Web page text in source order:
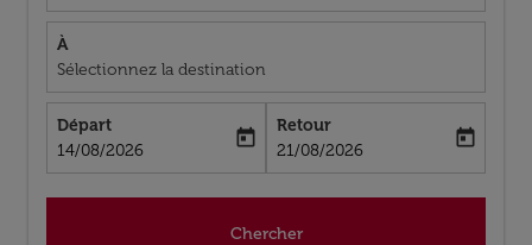
À
Sélectionnez la destination
Départ
fc-booking-departure-date-aria-label
14/08/2026
today
Retour
fc-booking-return-date-aria-label
21/08/2026
today
Chercher